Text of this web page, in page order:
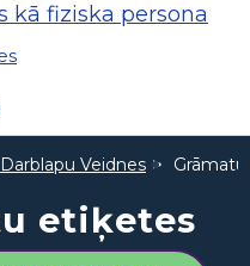
kā fiziska persona
Darblapu Veidnes
etiķetes